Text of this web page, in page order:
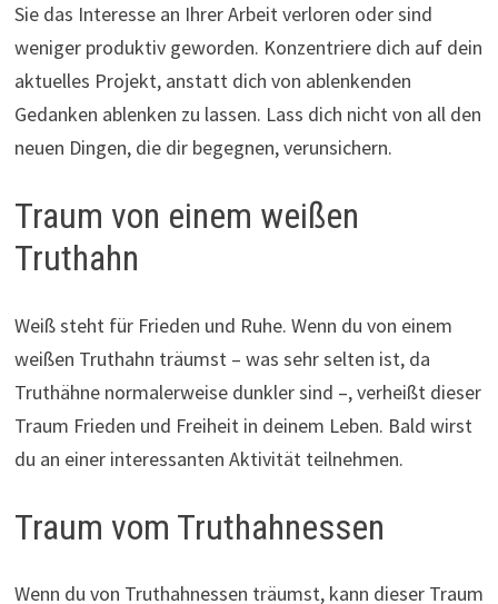
Sie das Interesse an Ihrer Arbeit verloren oder sind
weniger produktiv geworden. Konzentriere dich auf dein
aktuelles Projekt, anstatt dich von ablenkenden
Gedanken ablenken zu lassen. Lass dich nicht von all den
neuen Dingen, die dir begegnen, verunsichern.
Traum von einem weißen
Truthahn
Weiß steht für Frieden und Ruhe. Wenn du von einem
weißen Truthahn träumst – was sehr selten ist, da
Truthähne normalerweise dunkler sind –, verheißt dieser
Traum Frieden und Freiheit in deinem Leben. Bald wirst
du an einer interessanten Aktivität teilnehmen.
Traum vom Truthahnessen
Wenn du von Truthahnessen träumst, kann dieser Traum